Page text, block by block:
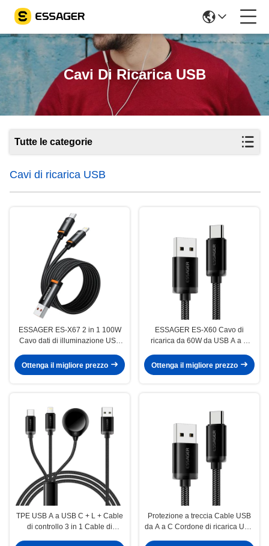
Cavi Di Ricarica USB
Tutte le categorie
Cavi di ricarica USB
ESSAGER ES-X67 2 in 1 100W
Cavo dati di illuminazione USB
Ottenga il migliore prezzo
ESSAGER ES-X60 Cavo di
ricarica da 60W da USB A a C
Ottenga il migliore prezzo
TPE USB A a USB C + L + Cable
di controllo 3 in 1 Cable di
Protezione a treccia Cable USB
da A a C Cordone di ricarica USB